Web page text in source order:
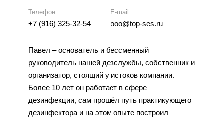
Телефон
+7 (916) 325-32-54
E-mail
ooo@top-ses.ru
Павел – основатель и бессменный
руководитель нашей дезслужбы, собственник и
организатор, стоящий у истоков компании.
Более 10 лет он работает в сфере
дезинфекции, сам прошёл путь практикующего
дезинфектора и на этом опыте построил